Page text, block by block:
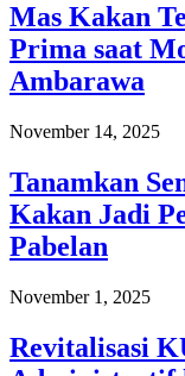
Mas Kakan
Prima saat
Ambarawa
November 14, 2025
Tanamkan
Kakan Jadi
Pabelan
November 1, 2025
Revitalisasi